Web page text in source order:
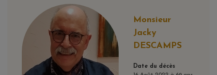
Monsieur
Jacky
DESCAMPS
Date du décès